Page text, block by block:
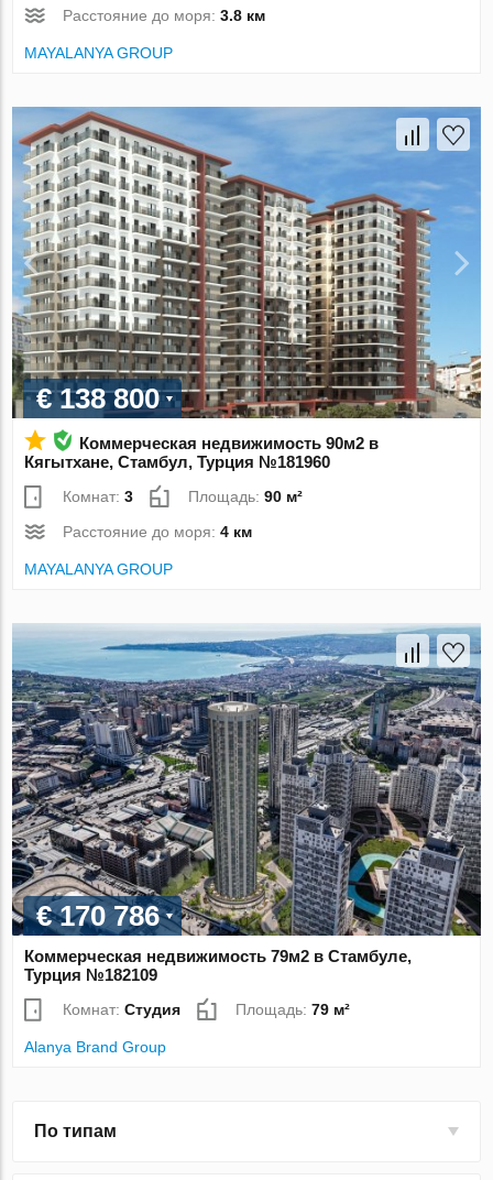
Расстояние до моря:3.8 км
MAYALANYA GROUP
€ 138 800
Коммерческая недвижимость 90м2 в
Кягытхане, Стамбул, Турция №181960
Комнат:3 Площадь:90 м²
Расстояние до моря:4 км
MAYALANYA GROUP
€ 170 786
Коммерческая недвижимость 79м2 в Стамбуле,
Турция №182109
Комнат:Студия Площадь:79 м²
Alanya Brand Group
По типам